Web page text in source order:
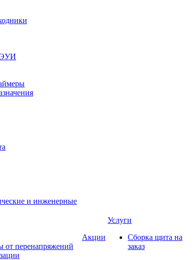
ЭУИ
и инженерные
от перенапряжений
Акции
Услуги
Сборка щита на
заказ